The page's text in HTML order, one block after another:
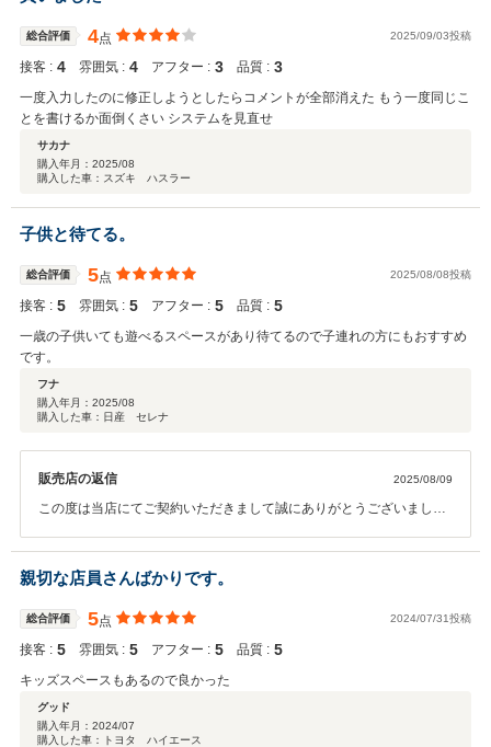
総合評価 4点 2025/09/03投稿
接客 : 4 雰囲気 : 4 アフター : 3 品質 : 3
一度入力したのに修正しようとしたらコメントが全部消えた もう一度同じこ
とを書けるか面倒くさい システムを見直せ
サカナ
購入年月： 2025/08
購入した車：スズキ ハスラー
子供と待てる。
総合評価 5点 2025/08/08投稿
接客 : 5 雰囲気 : 5 アフター : 5 品質 : 5
一歳の子供いても遊べるスペースがあり待てるので子連れの方にもおすすめ
です。
フナ
購入年月： 2025/08
購入した車：日産 セレナ
販売店の返信 2025/08/09
この度は当店にてご契約いただきまして誠にありがとうございまし
さい。
親切な店員さんばかりです。
総合評価 5点 2024/07/31投稿
接客 : 5 雰囲気 : 5 アフター : 5 品質 : 5
キッズスペースもあるので良かった
グッド
購入年月： 2024/07
購入した車：トヨタ ハイエース